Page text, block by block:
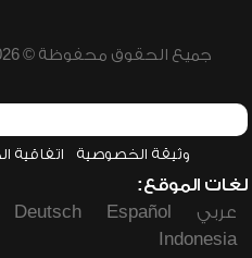
جميع الحقوق محفوظة © 2026 - 1998 لشبكة إسلام ويب
وثيقة الخصوصية اتفاقية
لغات الموقع:
عربي
Español
Deutsch
Indonesia